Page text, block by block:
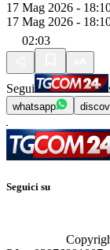
17 Mag 2026 -
17 Mag 2026 -
02:03
Segui
whatsapp
Seguici su